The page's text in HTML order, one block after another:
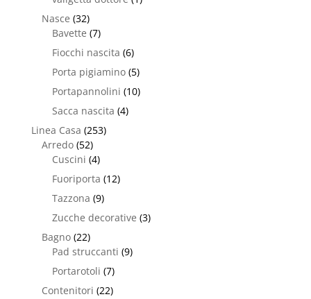
Nasce (32)
Bavette (7)
Fiocchi nascita (6)
Porta pigiamino (5)
Portapannolini (10)
Sacca nascita (4)
Linea Casa (253)
Arredo (52)
Cuscini (4)
Fuoriporta (12)
Tazzona (9)
Zucche decorative (3)
Bagno (22)
Pad struccanti (9)
Portarotoli (7)
Contenitori (22)